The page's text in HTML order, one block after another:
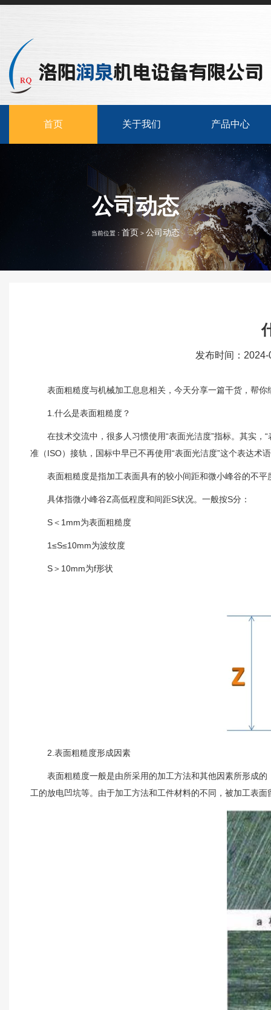
首页 关于我们 产品中心
公司动态
当前位置： 首页 > 公司动态
发布时间：
表面粗糙度与机械加工息息相关，今天分享一篇干货，帮你
1.什么是表面粗糙度？
在技术交流中，很多人习惯使用“表面光洁度”指标。其实，“
准（ISO）接轨，国标中早已不再使用“表面光洁度”这个表达术
表面粗糙度是指加工表面具有的较小间距和微小峰谷的不平
具体指微小峰谷Z高低程度和间距S状况。一般按S分：
S＜1mm为表面粗糙度
1≤S≤10mm为波纹度
S＞10mm为f形状
2.表面粗糙度形成因素
表面粗糙度一般是由所采用的加工方法和其他因素所形成的
工的放电凹坑等。由于加工方法和工件材料的不同，被加工表